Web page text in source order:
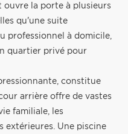
ouvre la porte à plusieurs
qu'une suite
professionnel à domicile,
quartier privé pour
constitue
arrière offre de vastes
familiale, les
extérieures. Une piscine